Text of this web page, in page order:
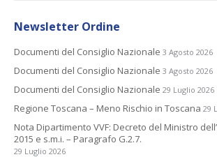
Newsletter Ordine
Documenti del Consiglio Nazionale 3 Agosto 2026
Documenti del Consiglio Nazionale 3 Agosto 2026
Documenti del Consiglio Nazionale 29 Luglio 2026
Regione Toscana – Meno Rischio in Toscana 29
Nota Dipartimento VVF: Decreto del Ministro
2015 e s.m.i. – Paragrafo G.2.7.
29 Luglio 2026